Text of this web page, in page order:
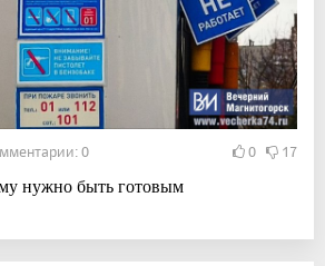
0 0 17
нужно быть готовым